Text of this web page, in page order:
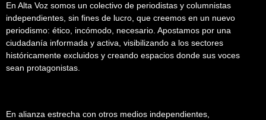
En Alta Voz somos un colectivo de periodistas y columnistas
independientes, sin fines de lucro, que creemos en un nuevo
periodismo: ético, incómodo, necesario. Apostamos por una
ciudadanía informada y activa, visibilizando a los sectores
históricamente excluidos y creando espacios donde sus voces
sean protagonistas.
En alianza estrecha con otros medios independientes,